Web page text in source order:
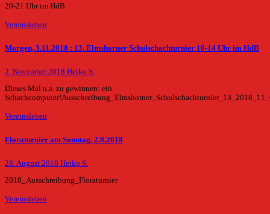
20-21 Uhr im HdB
Vereinsleben
Morgen, 3.11.2018 : 13. Elmshorner Schulschachturnier 10-14 Uhr im HdB
2. November 2018 Heiko S.
Dieses Mal u.a. zu gewinnen: ein
Vereinsleben
Floraturnier am Sonntag, 2.9.2018
28. August 2018 Heiko S.
2018_Ausschreibung_Floraturnier
Vereinsleben